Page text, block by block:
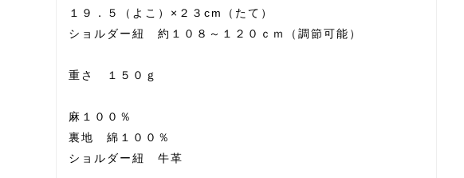
１９．５（よこ）×２３cm（たて）
ショルダー紐 約１０８～１２０ｃｍ（調節可能）
重さ １５０ｇ
麻１００％
裏地 綿１００％
ショルダー紐 牛革